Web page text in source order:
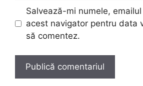
Salvează-mi numele,
acest navigator pentru data
să comentez.